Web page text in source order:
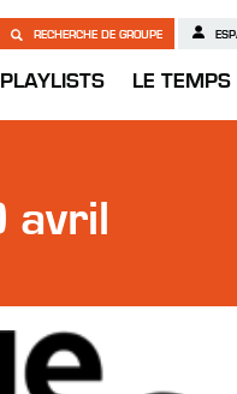
PLAYLISTS LE
RECHERCHE DE GROUPE
avril